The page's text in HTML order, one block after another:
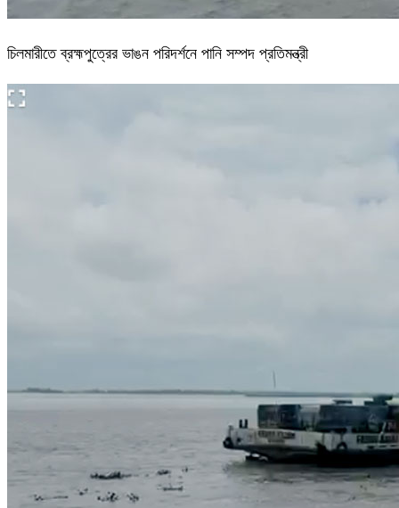
চিলমারীতে ব্রহ্মপুত্রের ভাঙন পরিদর্শনে পানি সম্পদ প্রতিমন্ত্রী